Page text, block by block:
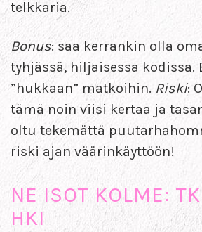
telkkaria.
Bonus: saa kerrankin olla
tyhjässä, hiljaisessa kodissa.
”hukkaan” matkoihin. Riski:
tämä noin viisi kertaa ja
oltu tekemättä
riski ajan väärinkäyttöön!
NE ISOT KOLME:
HKI